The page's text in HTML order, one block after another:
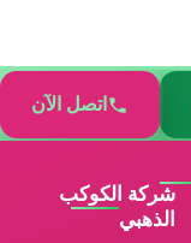
اتصل الآن
شركة الكوكب
الذهبي